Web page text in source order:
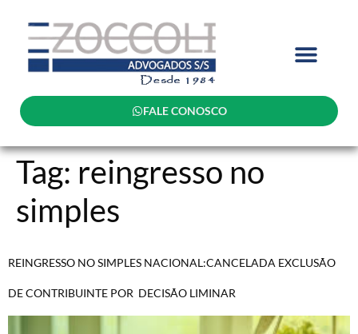
FALE CONOSCO
Tag: reingresso no
simples
REINGRESSO NO SIMPLES NACIONAL:CANCELADA EXCLUSÃO
DE CONTRIBUINTE POR DECISÃO LIMINAR